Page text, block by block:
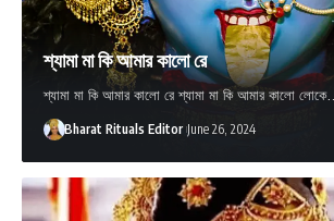
শ্যামা মা কি আমার কালো রে
শ্যামা মা কি আমার কালো রে শ্যামা মা কি আমার কালো লোকে…
Bharat Rituals Editor June 26, 2024